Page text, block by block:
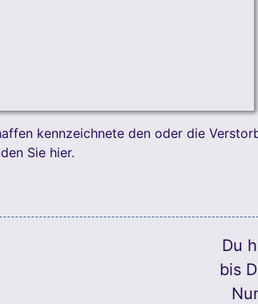
kennzeichnete den oder die
Sie hier.
Du
bis